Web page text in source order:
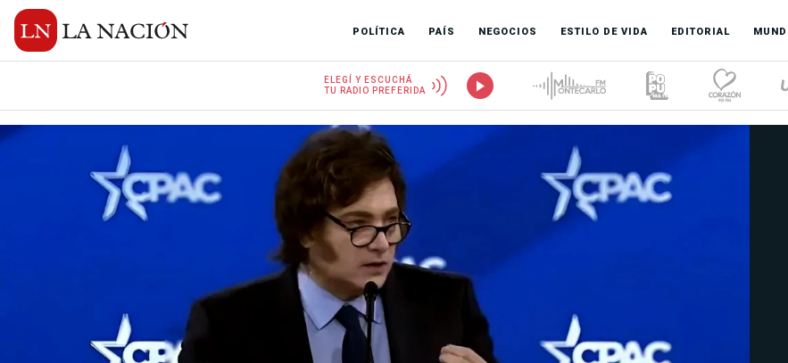
POLÍTICA PAÍS NEGOCIOS ESTILO DE VIDA EDITORIAL
ELEGÍ Y ESCUCHÁ
TU RADIO PREFERIDA